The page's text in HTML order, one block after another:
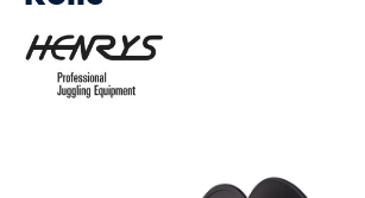
Bildergalerie überspringen